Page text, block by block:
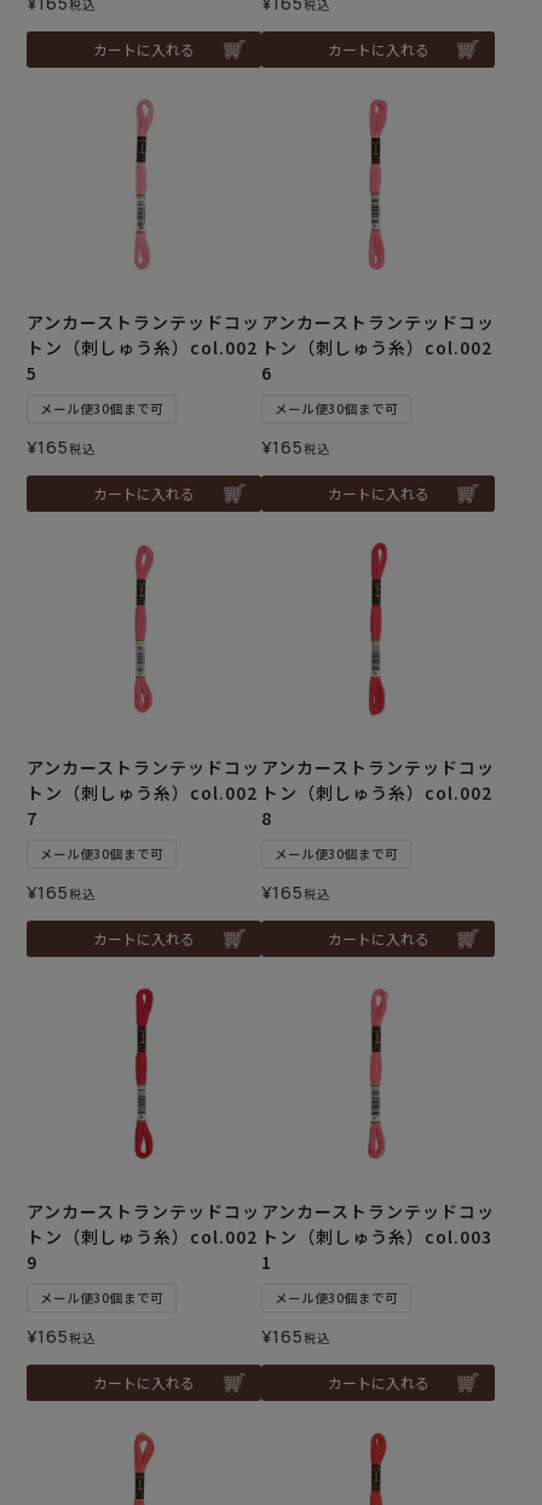
税込
カートに入れる
税込
カートに入れる
アンカーストランテッドコッ
トン（刺しゅう糸）col.002
5
メール便30個まで可
¥165税込
カートに入れる
アンカーストランテッドコッ
トン（刺しゅう糸）col.002
6
メール便30個まで可
¥165税込
カートに入れる
アンカーストランテッドコッ
トン（刺しゅう糸）col.002
7
メール便30個まで可
¥165税込
カートに入れる
アンカーストランテッドコッ
トン（刺しゅう糸）col.002
8
メール便30個まで可
¥165税込
カートに入れる
アンカーストランテッドコッ
トン（刺しゅう糸）col.002
9
メール便30個まで可
¥165税込
カートに入れる
アンカーストランテッドコッ
トン（刺しゅう糸）col.003
1
メール便30個まで可
¥165税込
カートに入れる